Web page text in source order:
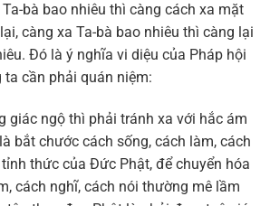
bà bao nhiêu thì càng cách xa mặt
càng xa Ta-bà bao nhiêu thì càng lại
Đó là ý nghĩa vi diệu của Pháp hội
ta cần phải quán niệm:
giác ngộ thì phải tránh xa với hắc ám
bắt chước cách sống, cách làm, cách
thức của Đức Phật, để chuyển hóa
cách nghĩ, cách nói thường mê lầm